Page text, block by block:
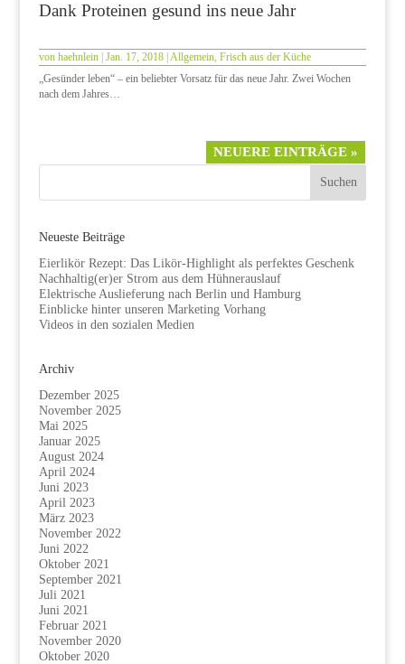
Dank Proteinen gesund ins neue Jahr
von haehnlein| Jan. 17, 2018| Allgemein, Frisch aus der Küche
„Gesünder leben“ – ein beliebter Vorsatz für das neue Jahr. Zwei Wochen
nach dem Jahres…
NEUERE EINTRÄGE »
Neueste Beiträge
Eierlikör Rezept: Das Likör-Highlight als perfektes Geschenk
Nachhaltig(er)er Strom aus dem Hühnerauslauf
Elektrische Auslieferung nach Berlin und Hamburg
Einblicke hinter unseren Marketing Vorhang
Videos in den sozialen Medien
Archiv
Dezember 2025
November 2025
Mai 2025
Januar 2025
August 2024
April 2024
Juni 2023
April 2023
März 2023
November 2022
Juni 2022
Oktober 2021
September 2021
Juli 2021
Juni 2021
Februar 2021
November 2020
Oktober 2020